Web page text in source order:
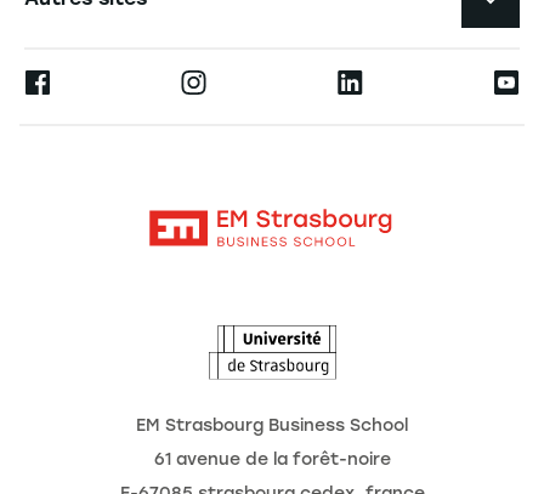
La recherche
Ernest
EM Strasbourg Business School
61 avenue de la forêt-noire